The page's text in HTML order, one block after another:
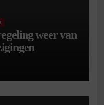
weer van